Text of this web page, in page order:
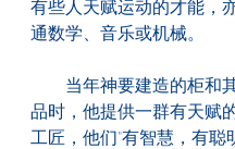
有些人天赋运动的才能，
通数学、音乐或机械。
当年神要建造的柜和
品时，他提供一群有天赋
工匠，他们"有智慧，有聪